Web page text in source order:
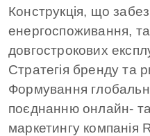
Конструкція, що
енергоспоживання,
довгострокових
Стратегія бренду та
Формування
поєднанню онлайн-
маркетингу